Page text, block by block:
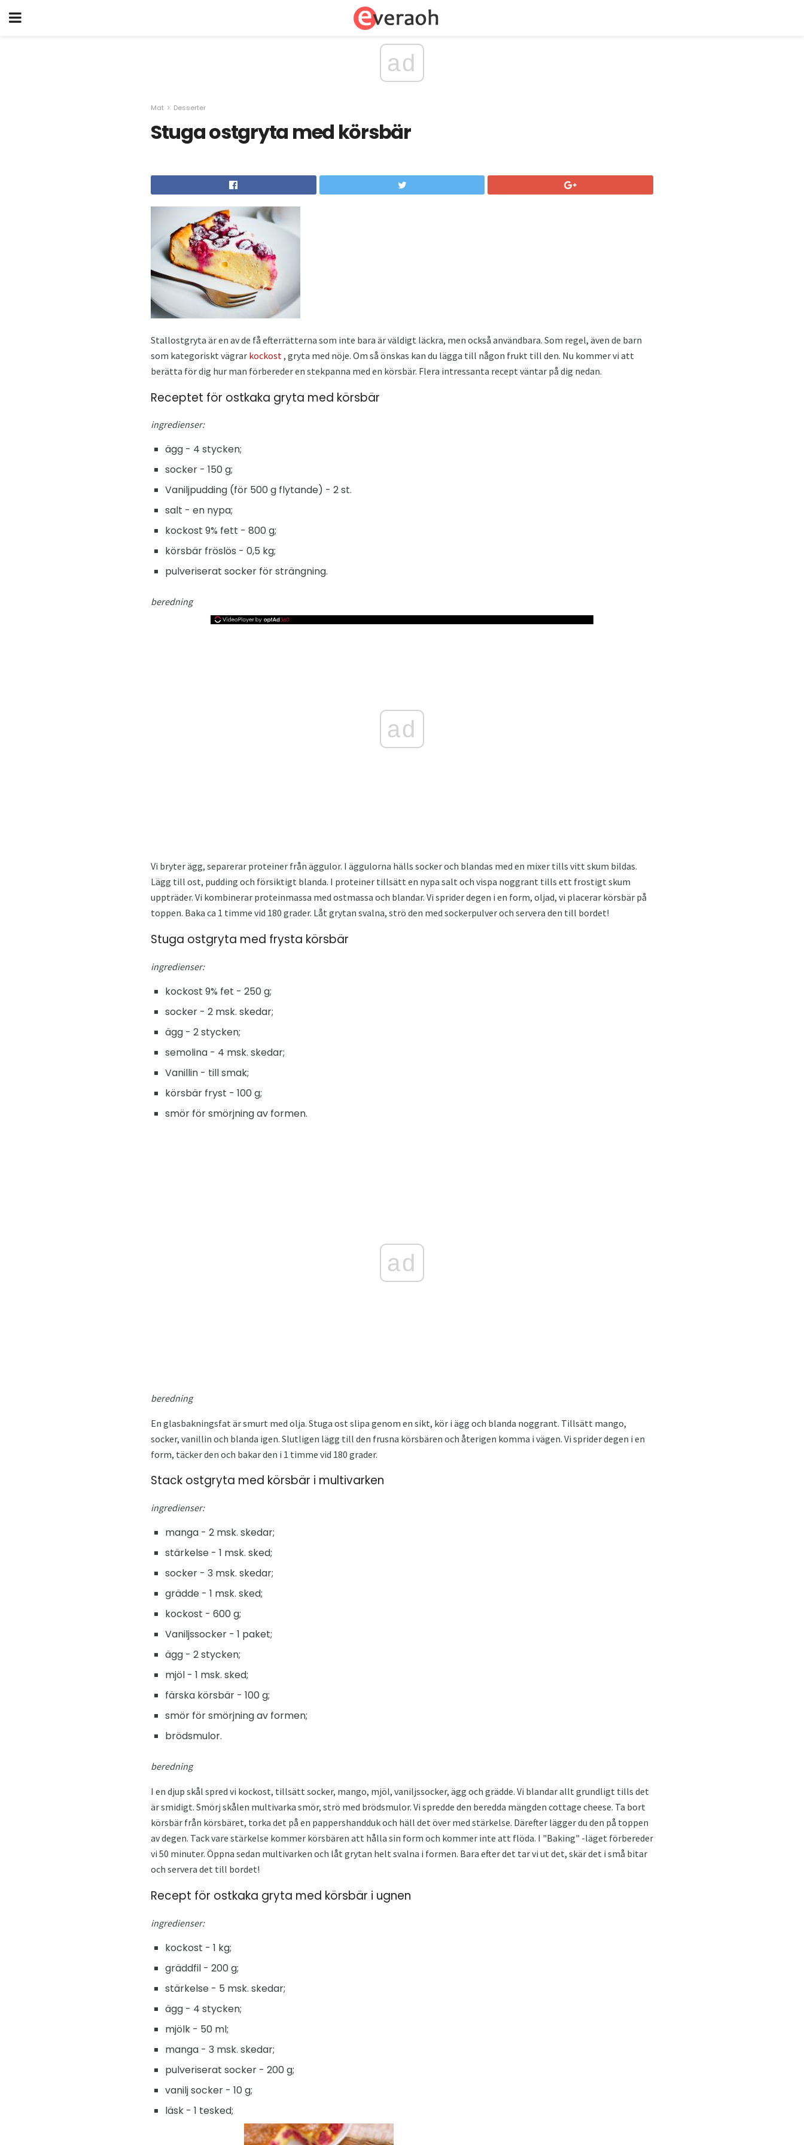
ad
Mat Desserter
Stuga ostgryta med körsbär
Stallostgryta är en av de få efterrätterna som inte bara är väldigt läckra, men också användbara. Som regel, även de barn
som kategoriskt vägrar kockost , gryta med nöje. Om så önskas kan du lägga till någon frukt till den. Nu kommer vi att
berätta för dig hur man förbereder en stekpanna med en körsbär. Flera intressanta recept väntar på dig nedan.
Receptet för ostkaka gryta med körsbär
ingredienser:
ägg - 4 stycken;
socker - 150 g;
Vaniljpudding (för 500 g flytande) - 2 st.
salt - en nypa;
kockost 9% fett - 800 g;
körsbär fröslös - 0,5 kg;
pulveriserat socker för strängning.
beredning
ad
Vi bryter ägg, separerar proteiner från äggulor. I äggulorna hälls socker och blandas med en mixer tills vitt skum bildas.
Lägg till ost, pudding och försiktigt blanda. I proteiner tillsätt en nypa salt och vispa noggrant tills ett frostigt skum
uppträder. Vi kombinerar proteinmassa med ostmassa och blandar. Vi sprider degen i en form, oljad, vi placerar körsbär på
toppen. Baka ca 1 timme vid 180 grader. Låt grytan svalna, strö den med sockerpulver och servera den till bordet!
Stuga ostgryta med frysta körsbär
ingredienser:
kockost 9% fet - 250 g;
socker - 2 msk. skedar;
ägg - 2 stycken;
semolina - 4 msk. skedar;
Vanillin - till smak;
körsbär fryst - 100 g;
smör för smörjning av formen.
ad
beredning
En glasbakningsfat är smurt med olja. Stuga ost slipa genom en sikt, kör i ägg och blanda noggrant. Tillsätt mango,
socker, vanillin och blanda igen. Slutligen lägg till den frusna körsbären och återigen komma i vägen. Vi sprider degen i en
form, täcker den och bakar den i 1 timme vid 180 grader.
Stack ostgryta med körsbär i multivarken
ingredienser:
manga - 2 msk. skedar;
stärkelse - 1 msk. sked;
socker - 3 msk. skedar;
grädde - 1 msk. sked;
kockost - 600 g;
Vaniljssocker - 1 paket;
ägg - 2 stycken;
mjöl - 1 msk. sked;
färska körsbär - 100 g;
smör för smörjning av formen;
brödsmulor.
beredning
I en djup skål spred vi kockost, tillsätt socker, mango, mjöl, vaniljssocker, ägg och grädde. Vi blandar allt grundligt tills det
är smidigt. Smörj skålen multivarka smör, strö med brödsmulor. Vi spredde den beredda mängden cottage cheese. Ta bort
körsbär från körsbäret, torka det på en pappershandduk och häll det över med stärkelse. Därefter lägger du den på toppen
av degen. Tack vare stärkelse kommer körsbären att hålla sin form och kommer inte att flöda. I "Baking" -läget förbereder
vi 50 minuter. Öppna sedan multivarken och låt grytan helt svalna i formen. Bara efter det tar vi ut det, skär det i små bitar
och servera det till bordet!
Recept för ostkaka gryta med körsbär i ugnen
ingredienser:
kockost - 1 kg;
gräddfil - 200 g;
stärkelse - 5 msk. skedar;
ägg - 4 stycken;
mjölk - 50 ml;
manga - 3 msk. skedar;
pulveriserat socker - 200 g;
vanilj socker - 10 g;
läsk - 1 tesked;